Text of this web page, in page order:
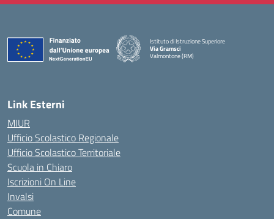
Istituto di Istruzione Superiore
Via Gramsci
Valmontone (RM)
Link Esterni
MIUR
Ufficio Scolastico Regionale
Ufficio Scolastico Territoriale
Scuola in Chiaro
Iscrizioni On Line
Invalsi
Comune